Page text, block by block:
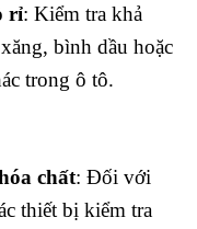
rỉ: Kiểm tra khả
bình dầu hoặc
trong ô tô.
chất: Đối với
thiết bị kiểm tra